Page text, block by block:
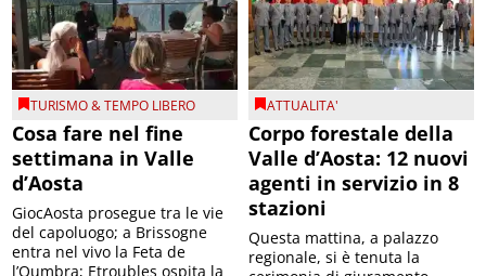
TURISMO & TEMPO LIBERO
Cosa fare nel fine
settimana in Valle
d’Aosta
GiocAosta prosegue tra le vie
del capoluogo; a Brissogne
entra nel vivo la Feta de
l’Oumbra; Etroubles ospita la
ATTUALITA'
Corpo forestale della
Valle d’Aosta: 12 nuovi
agenti in servizio in 8
stazioni
Questa mattina, a palazzo
regionale, si è tenuta la